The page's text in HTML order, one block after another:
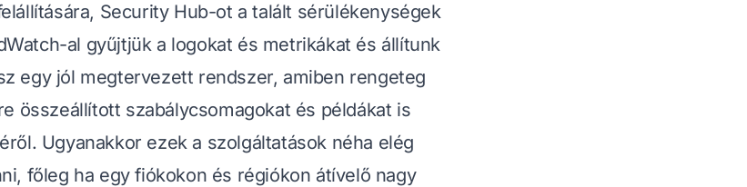
Security Hub-ot a talált sérülékenységek
al gyűjtjük a logokat és metrikákat és állítunk
egy jól megtervezett rendszer, amiben rengeteg
összeállított szabálycsomagokat és példákat is
Ugyanakkor ezek a szolgáltatások néha elég
főleg ha egy fiókokon és régiókon átívelő nagy